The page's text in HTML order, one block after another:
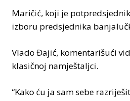
Maričić, koji je
izboru predsjednika
Vlado Đajić, komentarišući
klasičnoj namještaljci.
“Kako ću ja sam sebe